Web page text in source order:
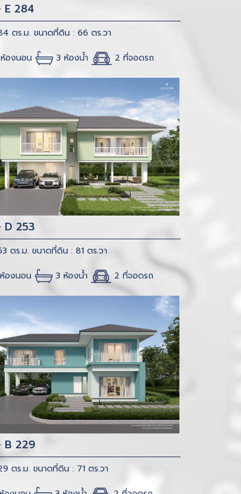
E 284
ตร.ม. ขนาดที่ดิน : 66 ตร.วา
องนอน 3 ห้องน้ำ 2 ที่จอดรถ
D 253
ตร.ม. ขนาดที่ดิน : 81 ตร.วา
องนอน 3 ห้องน้ำ 2 ที่จอดรถ
B 229
ตร.ม. ขนาดที่ดิน : 71 ตร.วา